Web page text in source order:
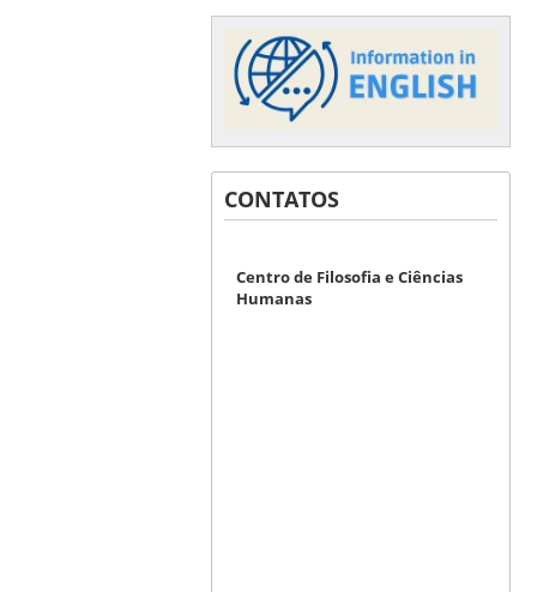
CONTATOS
Centro de Filosofia e Ciências
Humanas